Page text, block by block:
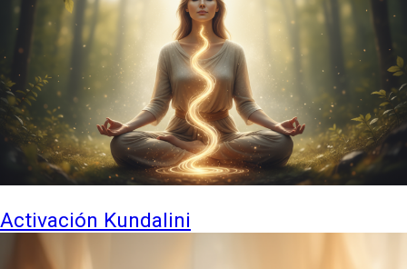
Activación Kundalini